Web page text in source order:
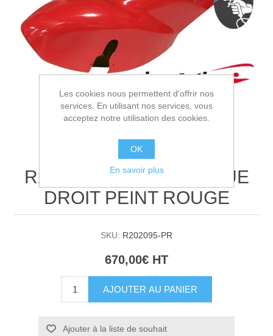
R202095-PR - CAR. ROUE
DROIT PEINT ROUGE
SKU: R202095-PR
670,00€ HT
AJOUTER AU PANIER
Ajouter à la liste de souhait
Les cookies nous permettent d'offrir nos
services. En utilisant nos services, vous
acceptez notre utilisation des cookies.
OK
En savoir plus